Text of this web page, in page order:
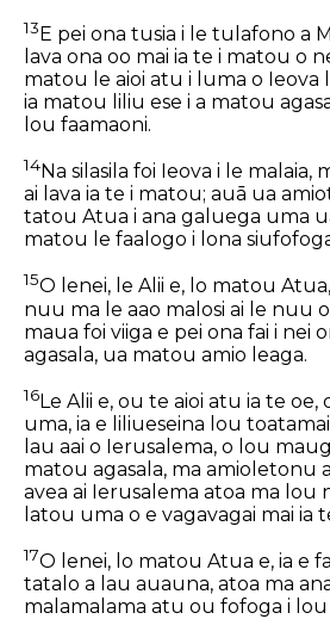
13E pei ona tusia i le tulafono a
lava ona oo mai ia te i matou o
matou le aioi atu i luma o Ieova
ia matou liliu ese i a matou
lou faamaoni.
14Na silasila foi Ieova i le malaia,
ai lava ia te i matou; auā ua
tatou Atua i ana galuega uma
matou le faalogo i lona
15O lenei, le Alii e, lo matou
nuu ma le aao malosi ai le nuu
maua foi viiga e pei ona fai i nei
agasala, ua matou amio leaga.
16Le Alii e, ou te aioi atu ia te
uma, ia e liliueseina lou
lau aai o Ierusalema, o lou
matou agasala, ma amioletonu
avea ai Ierusalema atoa ma lou
latou uma o e vagavagai mai ia
17O lenei, lo matou Atua e, ia e
tatalo a lau auauna, atoa ma
malamalama atu ou fofoga i